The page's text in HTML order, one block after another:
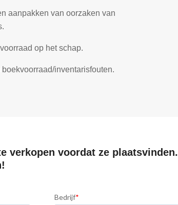
aanpakken van oorzaken van
op het schap.
inventarisfouten.
verkopen voordat ze plaatsvinden.